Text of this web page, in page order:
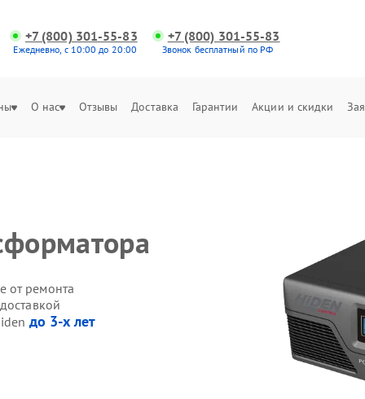
+7 (800) 301-55-83
Ежедневно, с 10:00 до 20:00
+7 (800) 301-55-83
Звонок бесплатный по РФ
О нас Отзывы Доставка Гарантии Акции и скидки
от ремонта
до 3-х лет